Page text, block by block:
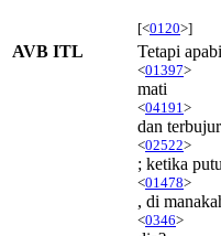
[<0120>]
AVB ITL Tetapi
<01397>
mati
<04191 >
dan
<02522>
; ketika
<01478>
, di
<0346>